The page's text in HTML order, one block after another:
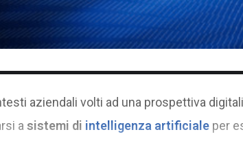
aziendali volti ad una prospettiva
a sistemi di intelligenza artificialeper